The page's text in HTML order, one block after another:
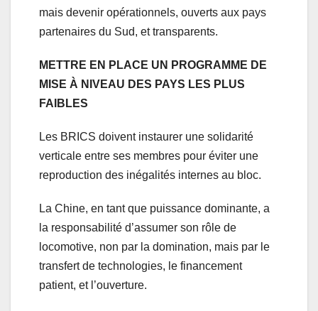
mais devenir opérationnels, ouverts aux pays
partenaires du Sud, et transparents.
METTRE EN PLACE UN PROGRAMME DE
MISE À NIVEAU DES PAYS LES PLUS
FAIBLES
Les BRICS doivent instaurer une solidarité
verticale entre ses membres pour éviter une
reproduction des inégalités internes au bloc.
La Chine, en tant que puissance dominante, a
la responsabilité d’assumer son rôle de
locomotive, non par la domination, mais par le
transfert de technologies, le financement
patient, et l’ouverture.